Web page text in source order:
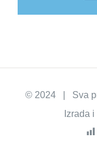
© 2024 | Sva
Izrada